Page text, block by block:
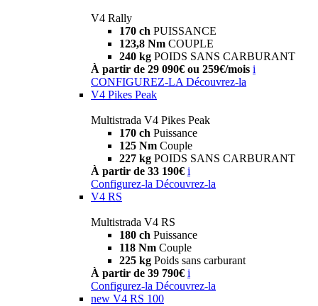
V4 Rally
170 ch PUISSANCE
123,8 Nm COUPLE
240 kg POIDS SANS CARBURANT
À partir de 29 090€ ou 259€/mois i
CONFIGUREZ-LA Découvrez-la
V4 Pikes Peak
Multistrada V4 Pikes Peak
170 ch Puissance
125 Nm Couple
227 kg POIDS SANS CARBURANT
À partir de 33 190€ i
Configurez-la Découvrez-la
V4 RS
Multistrada V4 RS
180 ch Puissance
118 Nm Couple
225 kg Poids sans carburant
À partir de 39 790€ i
Configurez-la Découvrez-la
new V4 RS 100